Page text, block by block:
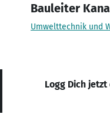
Bauleiter
Umwelttechnik und
Logg Dich